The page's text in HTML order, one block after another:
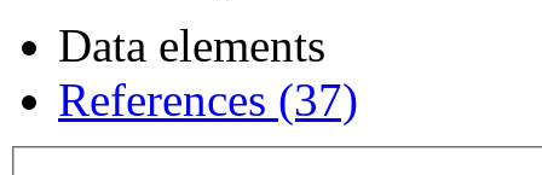
Data elements
References (37)